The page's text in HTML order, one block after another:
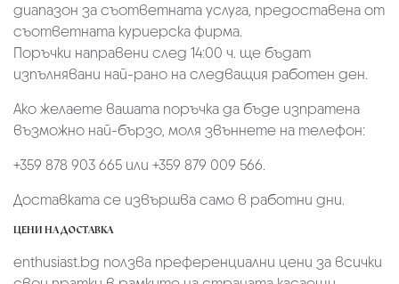
диапазон за съответната услуга, предоставена от
съответната куриерска фирма.
Поръчки направени след 14:00 ч. ще бъдат
изпълнявани най-рано на следващия работен ден.
Ако желаете вашата поръчка да бъде изпратена
възможно най-бързо, моля звъннете на телефон:
+359 878 903 665 или +359 879 009 566.
Доставката се извършва само в работни дни.
ЦЕНИ НА ДОСТАВКА
enthusiast.bg ползва преференциални цени за всички